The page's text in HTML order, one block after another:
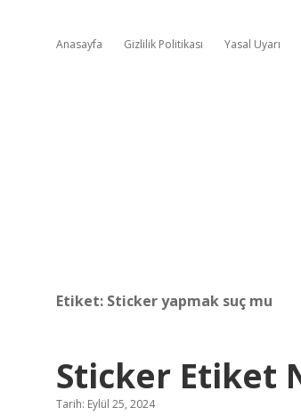
Anasayfa Gizlilik Politikası Yasal Uyarı
Etiket: Sticker yapmak suç mu
Sticker Etiket
Tarih: Eylül 25, 2024